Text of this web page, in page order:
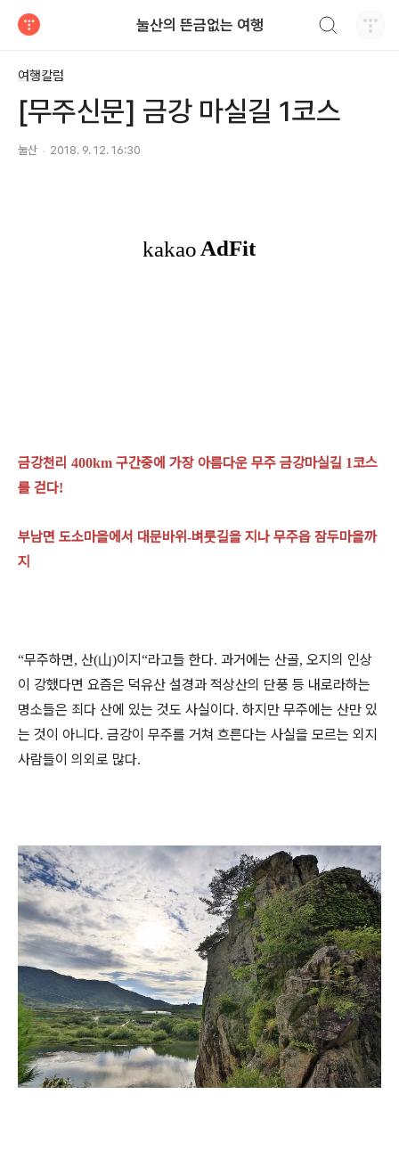
눌산의 뜬금없는 여행
여행칼럼
[무주신문] 금강 마실길 1코스
눌산 2018. 9. 12. 16:30
금강천리 400km 구간중에 가장 아름다운 무주 금강마실길 1코스
를 걷다!
부남면 도소마을에서 대문바위-벼룻길을 지나 무주읍 잠두마을까
지
“무주하면, 산(山)이지 “라고들 한다. 과거에는 산골, 오지의 인상
이 강했다면 요즘은 덕유산 설경과 적상산의 단풍 등 내로라하는
명소들은 죄다 산에 있는 것도 사실이다. 하지만 무주에는 산만 있
는 것이 아니다. 금강이 무주를 거쳐 흐른다는 사실을 모르는 외지
사람들이 의외로 많다.